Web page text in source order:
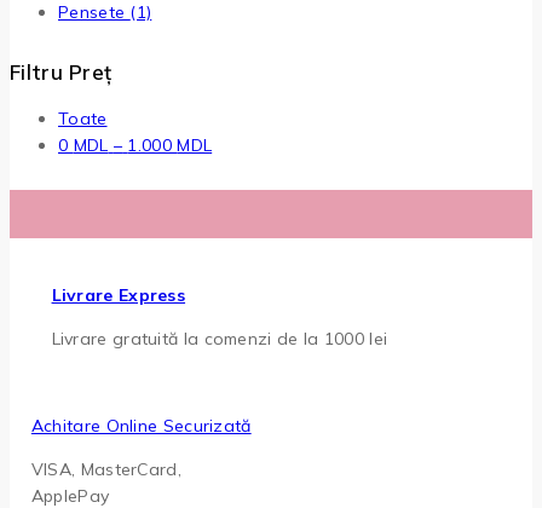
Pensete (1)
Filtru Preț
Toate
0 MDL – 1.000MDL
Livrare Express
Livrare gratuită la comenzi de la 1000 lei
Achitare Online Securizată
VISA, MasterCard,
ApplePay